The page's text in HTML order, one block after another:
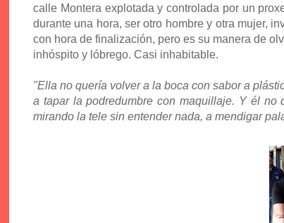
calle Montera explotada y controlada por un
durante una hora, ser otro hombre y otra mujer,
con hora de finalización, pero es su manera de
inhóspito y lóbrego. Casi inhabitable.
"Ella no quería volver a la boca con sabor a
a tapar la podredumbre con maquillaje. Y él no
mirando la tele sin entender nada, a mendigar